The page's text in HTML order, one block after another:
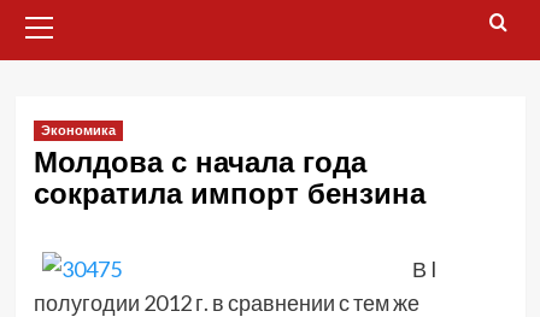
меню
Экономика
Молдова с начала года
сократила импорт бензина
В I
полугодии 2012 г. в сравнении с тем же